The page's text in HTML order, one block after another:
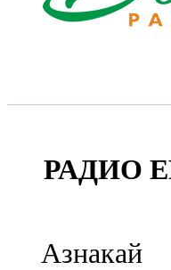
РАДИО
Азнакай